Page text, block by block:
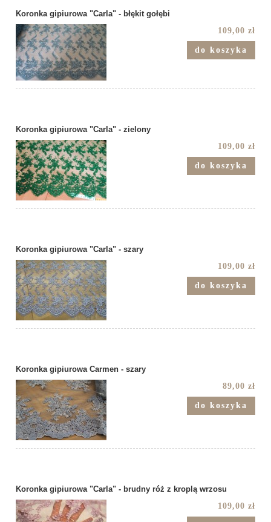
Koronka gipiurowa "Carla" - błękit gołębi
109,00 zł
do koszyka
Koronka gipiurowa "Carla" - zielony
109,00 zł
do koszyka
Koronka gipiurowa "Carla" - szary
109,00 zł
do koszyka
Koronka gipiurowa Carmen - szary
89,00 zł
do koszyka
Koronka gipiurowa "Carla" - brudny róż z kroplą wrzosu
109,00 zł